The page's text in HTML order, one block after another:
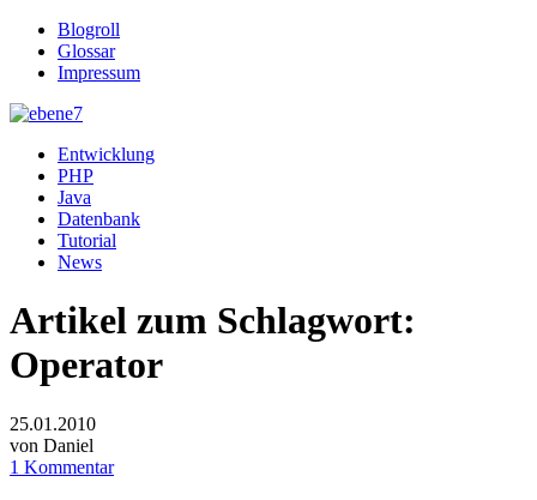
Blogroll
Glossar
Impressum
Entwicklung
PHP
Java
Datenbank
Tutorial
News
Artikel zum Schlagwort:
Operator
25.01.2010
von Daniel
1 Kommentar